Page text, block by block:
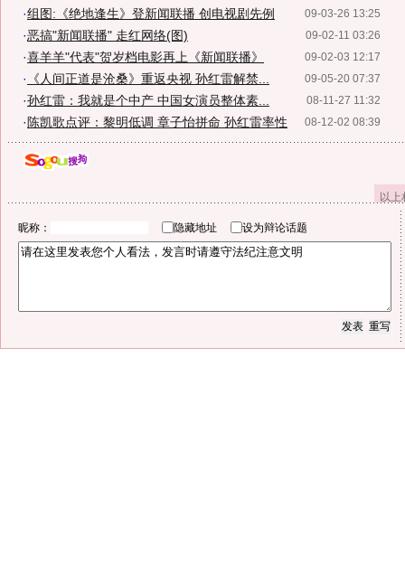
09-03-26 13:25
·组图:《绝地逢生》登新闻联播 创电视剧先例
09-02-11 03:26
·恶搞"新闻联播" 走红网络(图)
09-02-03 12:17
·喜羊羊"代表"贺岁档电影再上《新闻联播》
09-05-20 07:37
· 《人间正道是沧桑》重返央视 孙红雷解禁...
08-11-27 11:32
·孙红雷：我就是个中产 中国女演员整体素...
08-12-02 08:39
· 陈凯歌点评：黎明低调 章子怡拼命 孙红雷率性
以
昵称： 隐藏地址 设为辩论话题